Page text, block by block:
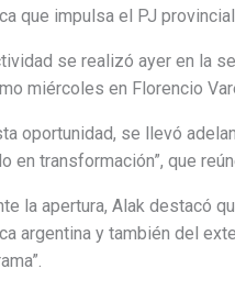
que impulsa el PJ
se realizó ayer en la
miércoles en Florencio
oportunidad, se llevó
en transformación”, que
la apertura, Alak destacó
argentina y también del